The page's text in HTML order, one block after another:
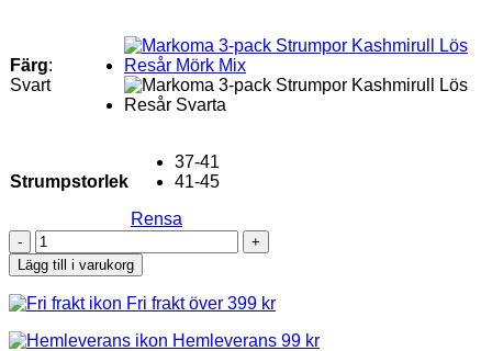
Färg:
Svart
Strumpstorlek
37-41
41-45
Rensa
Markoma
3-
pack
Strumpor
Kashmirull
Lös
Lägg till i varukorg
Fri frakt över 399 kr
Hemleverans 99 kr